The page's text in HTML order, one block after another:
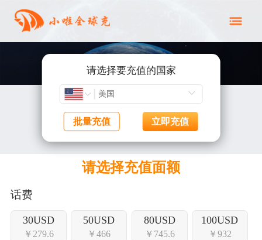
请选择要充值的国家
批量充值 立即充值
请选择充值面额
话费
30USD
￥279.6
50USD
￥466
80USD
￥745.6
100USD
￥932